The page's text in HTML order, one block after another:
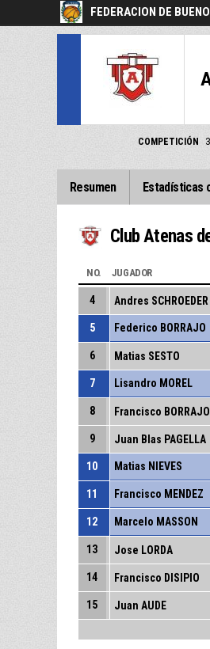
FEDERACION DE
COMPETICIÓN
Resumen Estadísticas
Club Atenas
NO. JUGADOR
4 Andres SCHROEDER
5 Federico BORRAJO
6 Matias SESTO
7 Lisandro MOREL
8 Francisco BORRAJO
9 Juan Blas PAGELLA
10 Matias NIEVES
11 Francisco MENDEZ
12 Marcelo MASSON
13 Jose LORDA
14 Francisco DISIPIO
15 Juan AUDE